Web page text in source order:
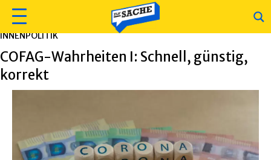
INNENPOLITIK
COFAG-Wahrheiten I: Schnell, günstig,
korrekt